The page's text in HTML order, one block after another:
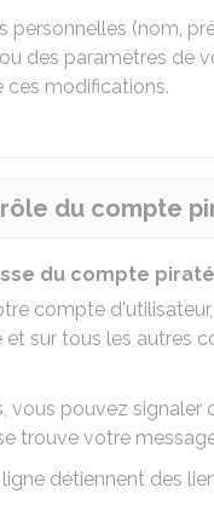
personnelles (nom,
des paramètres de
ces modifications.
du compte
du compte piraté
compte
sur tous les autres
vous pouvez signaler
trouve votre
détiennent des